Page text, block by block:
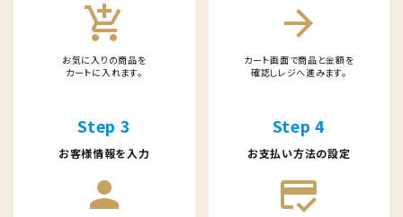
add_shopping_cart
お気に入りの商品を
カートに入れます。
arrow_forward
カート画面で商品と金額を
確認しレジへ進みます。
Step 3
お客様情報を入力
person
Step 4
お支払い方法の設定
credit_score